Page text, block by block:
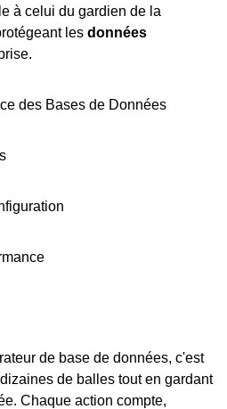
à celui du gardien de la
les données
des Bases de Données
de base de données, c'est
de balles tout en gardant
Chaque action compte,